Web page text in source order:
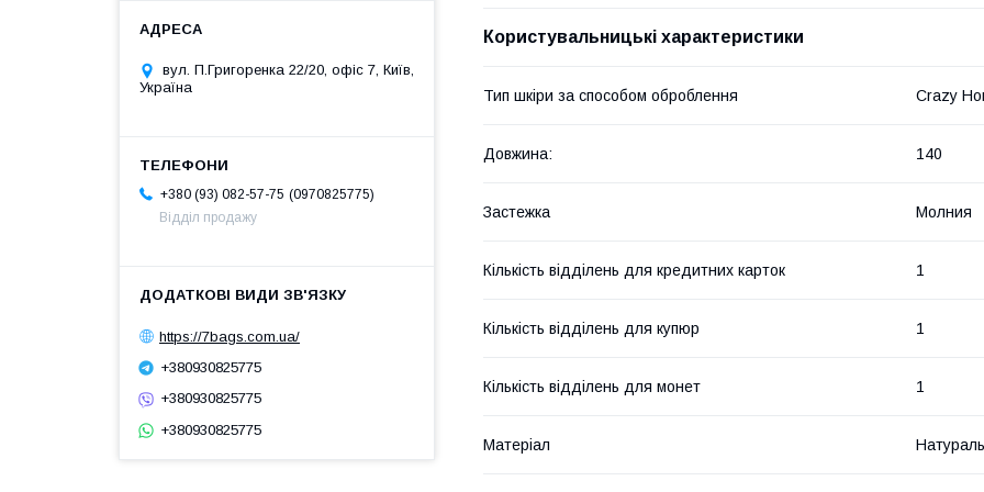
Користувальницькі характеристики
Тип шкіри за способом оброблення Crazy
Довжина: 140
Застежка Молния
Кількість відділень для кредитних карток 1
Кількість відділень для купюр 1
Кількість відділень для монет 1
Матеріал
вул. П.Григоренка 22/20, офіс 7, Київ,
Україна
+380 (93) 082-57-75
0970825775
Відділ продажу
https://7bags.com.ua/
+380930825775
+380930825775
+380930825775